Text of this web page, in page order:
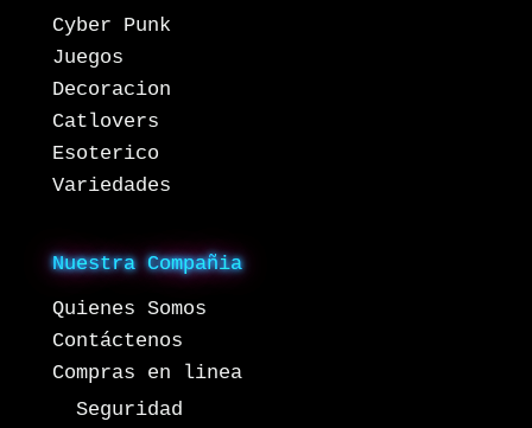
Cyber Punk
Juegos
Decoracion
Catlovers
Esoterico
Variedades
Nuestra Compañia
Quienes Somos
Contáctenos
Compras en linea
Seguridad